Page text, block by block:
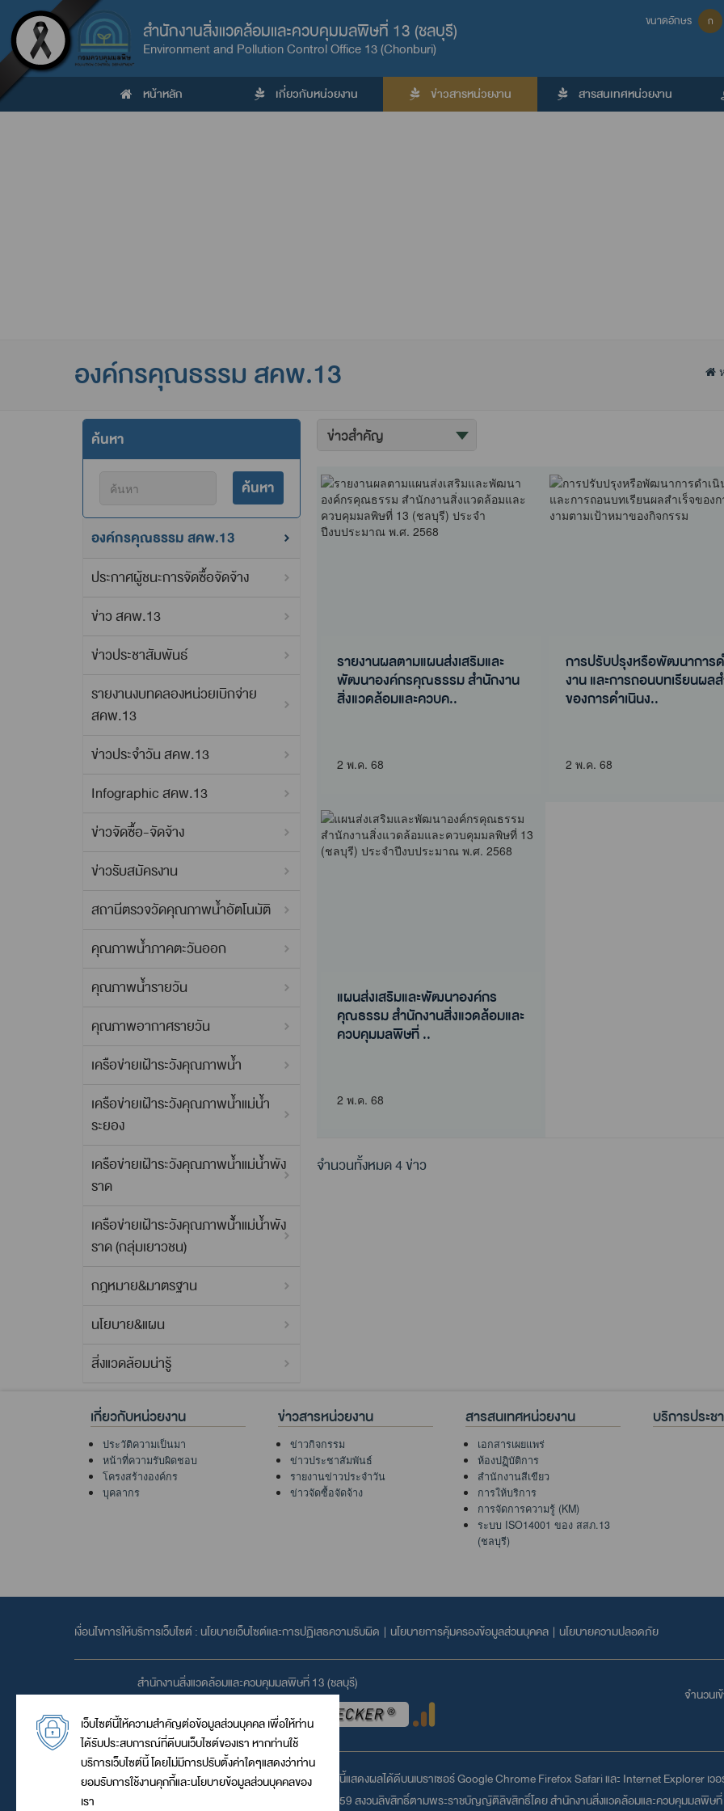
สำนักงานสิ่งแวดล้อมและควบคุมมลพิษที่ 13 (ชลบุรี)
Environment and Pollution Control Office 13 (Chonburi)
ขนาดอักษร ก
หน้าหลัก เกี่ยวกับหน่วยงาน ข่าวสารหน่วยงาน สารสนเทศหน่วยงาน
องค์กรคุณธรรม สคพ.13
ค้นหา
ค้นหา
องค์กรคุณธรรม สคพ.13
ประกาศผู้ชนะการจัดซื้อจัดจ้าง
ข่าว สคพ.13
ข่าวประชาสัมพันธ์
รายงานงบทดลองหน่วยเบิกจ่าย
สคพ.13
ข่าวประจำวัน สคพ.13
Infographic สคพ.13
ข่าวจัดซื้อ-จัดจ้าง
ข่าวรับสมัครงาน
สถานีตรวจวัดคุณภาพน้ำอัตโนมัติ
คุณภาพน้ำภาคตะวันออก
คุณภาพน้ำรายวัน
คุณภาพอากาศรายวัน
เครือข่ายเฝ้าระวังคุณภาพน้ำ
เครือข่ายเฝ้าระวังคุณภาพน้ำแม่น้ำ
ระยอง
เครือข่ายเฝ้าระวังคุณภาพน้ำแม่น้ำพัง
ราด
เครือข่ายเฝ้าระวังคุณภาพน้้ำแม่น้ำพัง
ราด (กลุ่มเยาวชน)
กฎหมาย&มาตรฐาน
นโยบาย&แผน
สิ่งแวดล้อมน่ารู้
จัด
เรียง
รายงานผลตามแผนส่งเสริมและ
พัฒนาองค์กรคุณธรรม สำนักงาน
สิ่งแวดล้อมและควบค..
สิ่งแวดล้อมและควบค..
2 พ.ค. 68
การปรับปรุงหรือพัฒนาการ
งาน และการถอนบทเรียนผลส
ของการดำเนินง..
ของการดำเนินง..
2 พ.ค. 68
แผนส่งเสริมและพัฒนาองค์กร
คุณธรรม สำนักงานสิ่งแวดล้อมและ
ควบคุมมลพิษที่ ..
2 พ.ค. 68
จำนวนทั้งหมด 4 ข่าว
เกี่ยวกับหน่วยงาน
ประวัติความเป็นมา
หน้าที่ความรับผิดชอบ
โครงสร้างองค์กร
บุคลากร
ข่าวสารหน่วยงาน
ข่าวกิจกรรม
ข่าวประชาสัมพันธ์
รายงานข่าวประจำวัน
ข่าวจัดซื้อจัดจ้าง
สารสนเทศหน่วยงาน
เอกสารเผยแพร่
ห้องปฏฺิบัติการ
สำนักงานสีเขียว
การให้บริการ
การจัดการความรู้ (KM)
ระบบ ISO14001 ของ สสภ.13
(ชลบุรี)
บริการประช
เงื่อนไขการให้บริการเว็บไซต์ : นโยบายเว็บไซต์และการปฏิเสธความรับผิด | นโยบายการคุ้มครองข้อมูลส่วนบุคคล | นโยบายความปลอดภัย
สำนักงานสิ่งแวดล้อมและควบคุมมลพิษที่ 13 (ชลบุรี)
จำนวนเ
เว็บไซต์นี้แสดงผลได้ดีบนเบราเซอร์Google ChromeFirefoxSafariและ Internet Explorerเว
© 2559 สงวนลิขสิทธิ์ตามพระราชบัญญัติลิขสิทธิ์โดย สำนักงานสิ่งแวดล้อมและควบคุมมลพิษที่
เว็บไซต์นี้ให้ความสำคัญต่อข้อมูลส่วนบุคคล เพื่อให้ท่าน
ได้รับประสบการณ์ที่ดีบนเว็บไซต์ของเรา หากท่านใช้
บริการเว็บไซต์นี้ โดยไม่มีการปรับตั้งค่าใดๆแสดงว่าท่าน
ยอมรับการใช้งานคุกกี้และนโยบายข้อมูลส่วนบุคคลของ
เรา